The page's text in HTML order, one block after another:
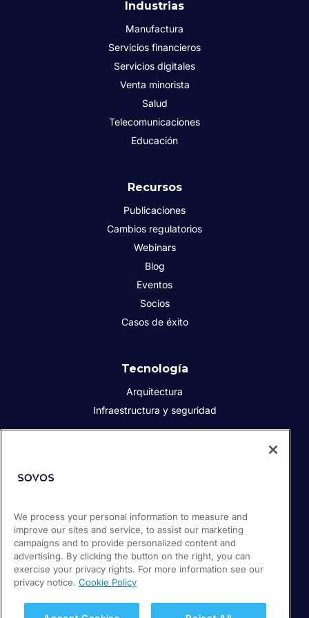
Industrias
Manufactura
Servicios financieros
Servicios digitales
Venta minorista
Salud
Telecomunicaciones
Educación
Recursos
Publicaciones
Cambios regulatorios
Webinars
Blog
Eventos
Socios
Casos de éxito
Tecnología
Arquitectura
Infraestructura y seguridad
Prensa
Empleos
Soporte / Portal de clientes
We process your personal information to measure and
improve our sites and service, to assist our marketing
campaigns and to provide personalized content and
advertising. By clicking the button on the right, you can
exercise your privacy rights. For more information see our
privacy notice. Cookie Policy